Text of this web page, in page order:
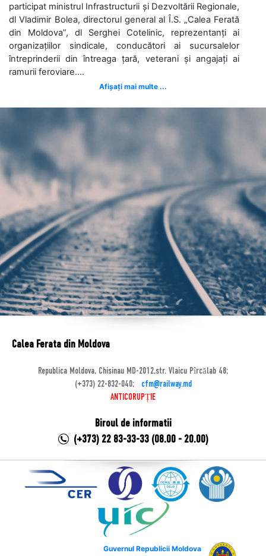
participat ministrul Infrastructurii și Dezvoltării Regionale,
dl Vladimir Bolea, directorul general al Î.S. „Calea Ferată
din Moldova”, dl Serghei Cotelinic, reprezentanți ai
organizațiilor sindicale, conducători ai sucursalelor
întreprinderii din întreaga țară, veterani și angajați ai
ramurii feroviare....
Afișați mai multe ...
Calea Ferata din Moldova
Republica Moldova, Chisinau MD-2012,str. Vlaicu Pîrcălab 48;
(+373) 22-832-040;
cfm@railway.md
ANTICORUPȚIE
Biroul de informatii
(+373) 22 83-33-33 (08.00 - 20.00)
Guvernul Republicii Moldova